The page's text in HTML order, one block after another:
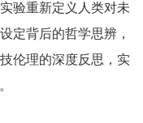
验重新定义人类对未
定背后的哲学思辨，
伦理的深度反思，实